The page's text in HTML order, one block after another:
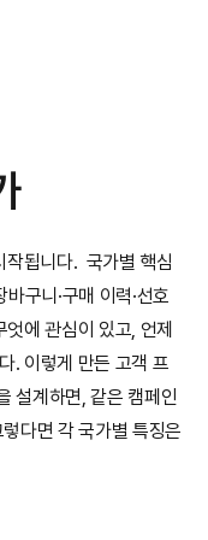
됩니다.  국가별 핵심
구니·구매 이력·선호
에 관심이 있고, 언제
. 이렇게 만든 고객 프
설계하면, 같은 캠페인
다면 각 국가별 특징은